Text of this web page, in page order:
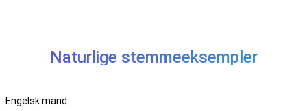
Naturlige stemmeeksempler
Engelsk mand